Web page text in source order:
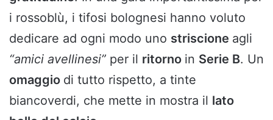
i rossoblù, i tifosi bolognesi hanno voluto
dedicare ad ogni modo uno striscione agli
“amici avellinesi” per il ritorno in Serie B. Un
omaggio di tutto rispetto, a tinte
biancoverdi, che mette in mostra il lato